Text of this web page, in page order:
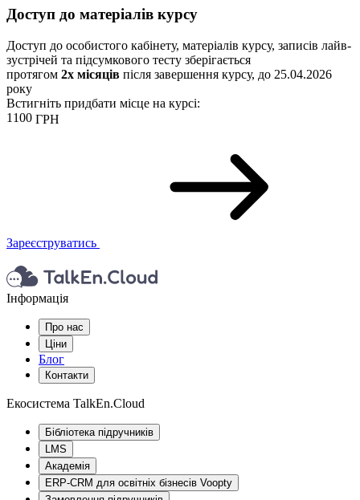
Доступ до матеріалів курсу
Доступ до особистого кабінету, матеріалів курсу, записів лайв-
зустрічей та підсумкового тесту зберігається
протягом 2х місяців після завершення курсу, до 25.04.2026
року
Встигніть придбати місце на курсі:
1100 ГРН
Зареєструватись
Інформація
Про нас
Ціни
Блог
Контакти
Екосистема TalkEn.Cloud
Бібліотека підручників
LMS
Академія
ERP-CRM для освітніх бізнесів Voopty